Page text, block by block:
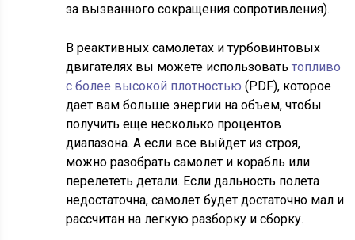
за вызванного сокращения сопротивления).
В реактивных самолетах и турбовинтовых
двигателях вы можете использоватьтопливо
с более высокой плотностью(PDF), которое
дает вам больше энергии на объем, чтобы
получить еще несколько процентов
диапазона. А если все выйдет из строя,
можно разобрать самолет и корабль или
перелететь детали. Если дальность полета
недостаточна, самолет будет достаточно мал и
рассчитан на легкую разборку и сборку.